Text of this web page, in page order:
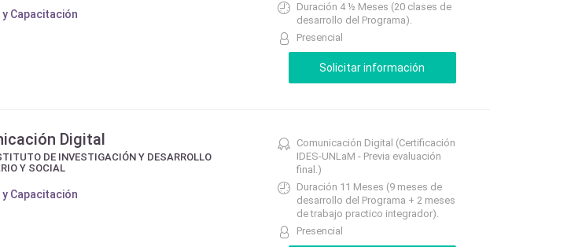
y Capacitación
Duración 4 ½ Meses (20 clases de
desarrollo del Programa).
Presencial
Digital
DE INVESTIGACIÓN Y DESARROLLO
Y SOCIAL
y Capacitación
Comunicación Digital (Certificación
IDES-UNLaM - Previa evaluación
final.)
Duración 11 Meses (9 meses de
desarrollo del Programa + 2 meses
de trabajo practico integrador).
Presencial